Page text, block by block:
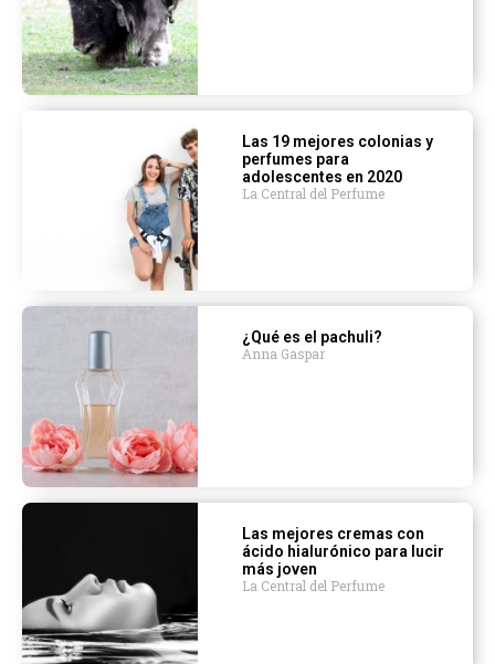
Las 19 mejores colonias y
perfumes para
adolescentes en 2020
La Central del Perfume
¿Qué es el pachuli?
Anna Gaspar
Las mejores cremas con
ácido hialurónico para lucir
más joven
La Central del Perfume